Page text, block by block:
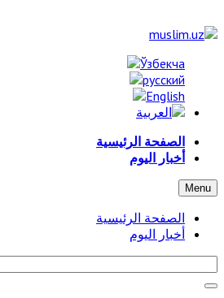
الصفحة الرئيسية
أخبار اليوم
Menu
الصفحة الرئيسية
أخبار اليوم